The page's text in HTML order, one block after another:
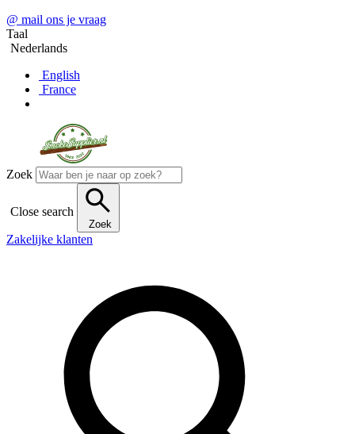
@ mail ons je vraag
Taal
Nederlands
English
France
Zoek
Close search
Zoek
Zakelijke klanten